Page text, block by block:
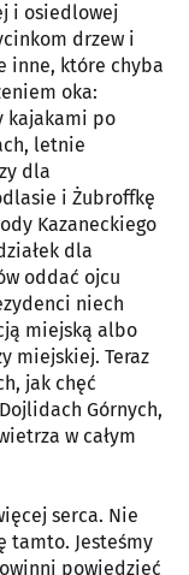
i osiedlowej
drzew i
inne, które chyba
oka:
kajakami po
letnie
dla
i Żubroffkę
Kazaneckiego
dla
oddać ojcu
niech
miejską albo
miejskiej. Teraz
jak chęć
Górnych,
w całym
serca. Nie
tamto. Jesteśmy
powiedzieć